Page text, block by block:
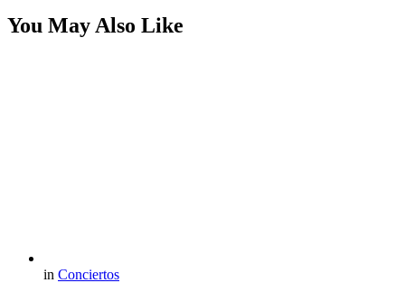
You May Also Like
in Conciertos